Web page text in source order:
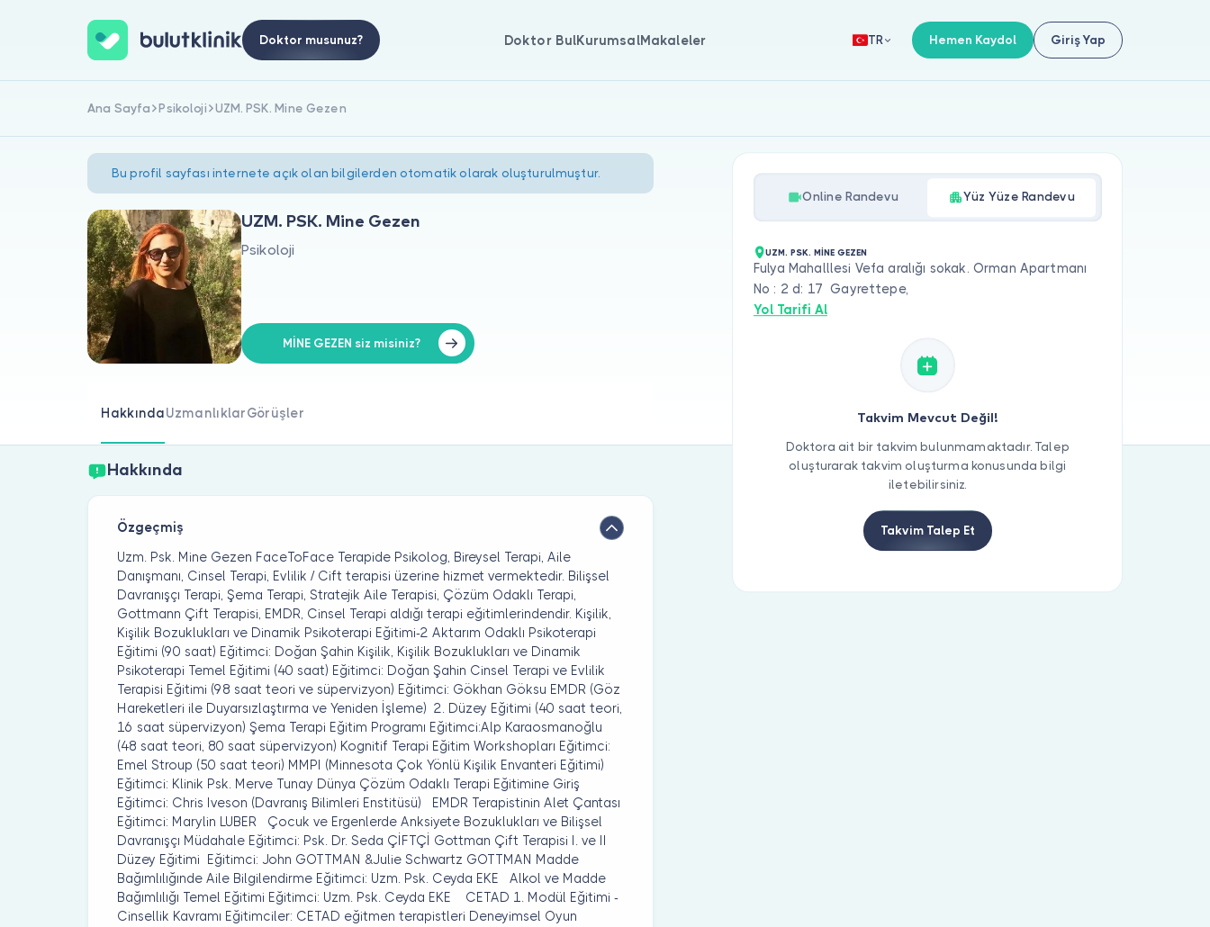
Doktor musunuz? Doktor BulKurumsalMakaleler TR Hemen Kaydol Giriş Yap
Ana Sayfa Psikoloji UZM. PSK. Mine Gezen
Bu profil sayfası internete açık olan bilgilerden otomatik olarak oluşturulmuştur.
UZM. PSK. Mine Gezen
Psikoloji
MİNE GEZEN siz misiniz?
HakkındaUzmanlıklarGörüşler
Hakkında
Özgeçmiş
Uzm. Psk. Mine Gezen FaceToFace Terapide Psikolog, Bireysel Terapi, Aile
Danışmanı, Cinsel Terapi, Evlilik / Cift terapisi üzerine hizmet vermektedir. Bilişsel
Davranışçı Terapi, Şema Terapi, Stratejik Aile Terapisi, Çözüm Odaklı Terapi,
Gottmann Çift Terapisi, EMDR, Cinsel Terapi aldığı terapi eğitimlerindendir. Kişilik,
Kişilik Bozuklukları ve Dinamik Psikoterapi Eğitimi-2 Aktarım Odaklı Psikoterapi
Eğitimi (90 saat) Eğitimci: Doğan Şahin Kişilik, Kişilik Bozuklukları ve Dinamik
Psikoterapi Temel Eğitimi (40 saat) Eğitimci: Doğan Şahin Cinsel Terapi ve Evlilik
Terapisi Eğitimi (98 saat teori ve süpervizyon) Eğitimci: Gökhan Göksu EMDR (Göz
Hareketleri ile Duyarsızlaştırma ve Yeniden İşleme) 2. Düzey Eğitimi (40 saat teori,
16 saat süpervizyon) Şema Terapi Eğitim Programı Eğitimci:Alp Karaosmanoğlu
(48 saat teori, 80 saat süpervizyon) Kognitif Terapi Eğitim Workshopları Eğitimci:
Emel Stroup (50 saat teori) MMPI (Minnesota Çok Yönlü Kişilik Envanteri Eğitimi)
Eğitimci: Klinik Psk. Merve Tunay Dünya Çözüm Odaklı Terapi Eğitimine Giriş
Eğitimci: Chris Iveson (Davranış Bilimleri Enstitüsü) EMDR Terapistinin Alet Çantası
Eğitimci: Marylin LUBER Çocuk ve Ergenlerde Anksiyete Bozuklukları ve Bilişsel
Davranışçı Müdahale Eğitimci: Psk. Dr. Seda ÇİFTÇİ Gottman Çift Terapisi I. ve II
Düzey Eğitimi Eğitimci: John GOTTMAN &Julie Schwartz GOTTMAN Madde
Bağımlılığınde Aile Bilgilendirme Eğitimci: Uzm. Psk. Ceyda EKE Alkol ve Madde
Bağımlılığı Temel Eğitimi Eğitimci: Uzm. Psk. Ceyda EKE CETAD 1. Modül Eğitimi -
Cinsellik Kavramı Eğitimciler: CETAD eğitmen terapistleri Deneyimsel Oyun
Online Randevu Yüz Yüze Randevu
UZM. PSK. MİNE GEZEN
Fulya Mahalllesi Vefa aralığı sokak. Orman Apartmanı
No : 2 d: 17 Gayrettepe,
Yol Tarifi Al
Takvim Mevcut Değil!
Doktora ait bir takvim bulunmamaktadır. Talep
oluşturarak takvim oluşturma konusunda bilgi
iletebilirsiniz.
Takvim Talep Et